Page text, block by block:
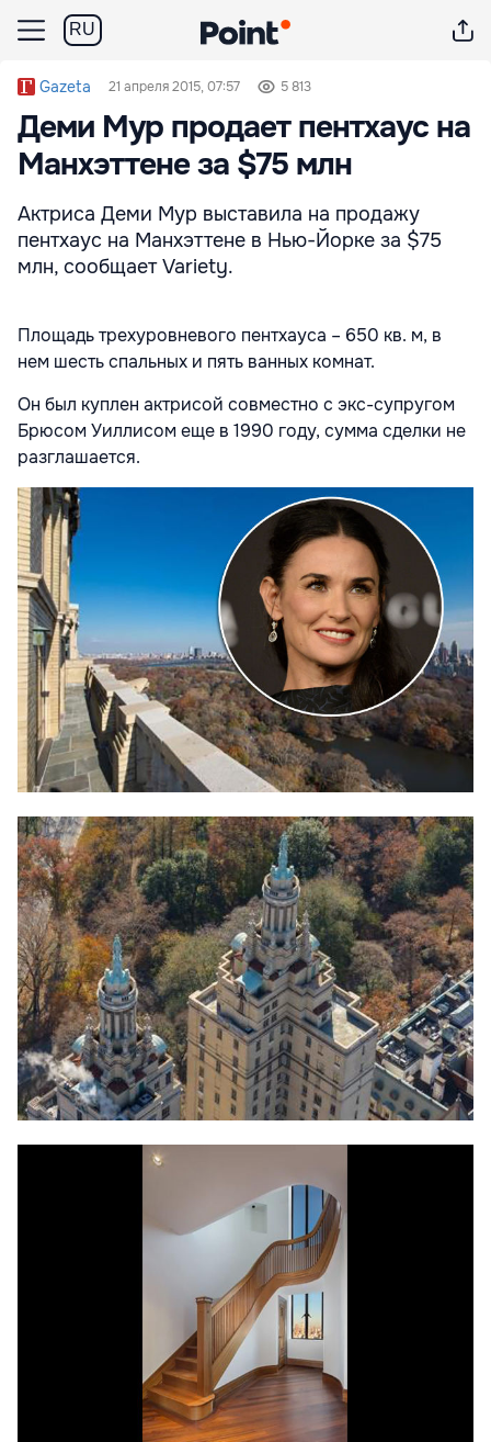
RU
Gazeta 21 апреля 2015, 07:57 5 813
Деми Мур продает пентхаус на
Манхэттене за $75 млн
Актриса Деми Мур выставила на продажу
пентхаус на Манхэттене в Нью-Йорке за $75
млн, сообщает Variety.
Площадь трехуровневого пентхауса – 650 кв. м, в
нем шесть спальных и пять ванных комнат.
Он был куплен актрисой совместно с экс-супругом
Брюсом Уиллисом еще в 1990 году, сумма сделки не
разглашается.